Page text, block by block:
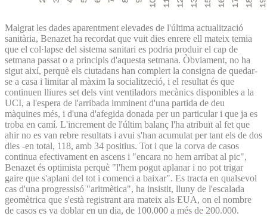
Malgrat les dades aparentment elevades de l'última actualització
sanitària, Benazet ha recordat que vuit dies enrere ell mateix temia
que el col·lapse del sistema sanitari es podria produir el cap de
setmana passat o a principis d'aquesta setmana. Òbviament, no ha
sigut així, perquè els ciutadans han complert la consigna de quedar-
se a casa i limitar al màxim la socialitzeció, i el resultat és que
continuen lliures set dels vint ventiladors mecànics disponibles a la
UCI, a l'espera de l'arribada imminent d'una partida de deu
màquines més, i d'una d'afegida donada per un particular i que ja es
troba en camí. L'increment de l'últim balanç l'ha atribuït al fet que
ahir no es van rebre resultats i avui s'han acumulat per tant els de dos
dies -en total, 118, amb 34 positius. Tot i que la corva de casos
continua efectivament en ascens i "encara no hem arribat al pic",
Benazet és optimista perquè "l'hem pogut aplanar i no pot trigar
gaire que s'aplani del tot i comenci a baixar". Es tracta en qualsevol
cas d'una progressisó "aritmètica", ha insistit, lluny de l'escalada
geomètrica que s'està registrant ara mateix als EUA, on el nombre
de casos es va doblar en un dia, de 100.000 a més de 200.000.